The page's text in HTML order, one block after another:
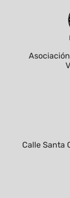
Calle Santa